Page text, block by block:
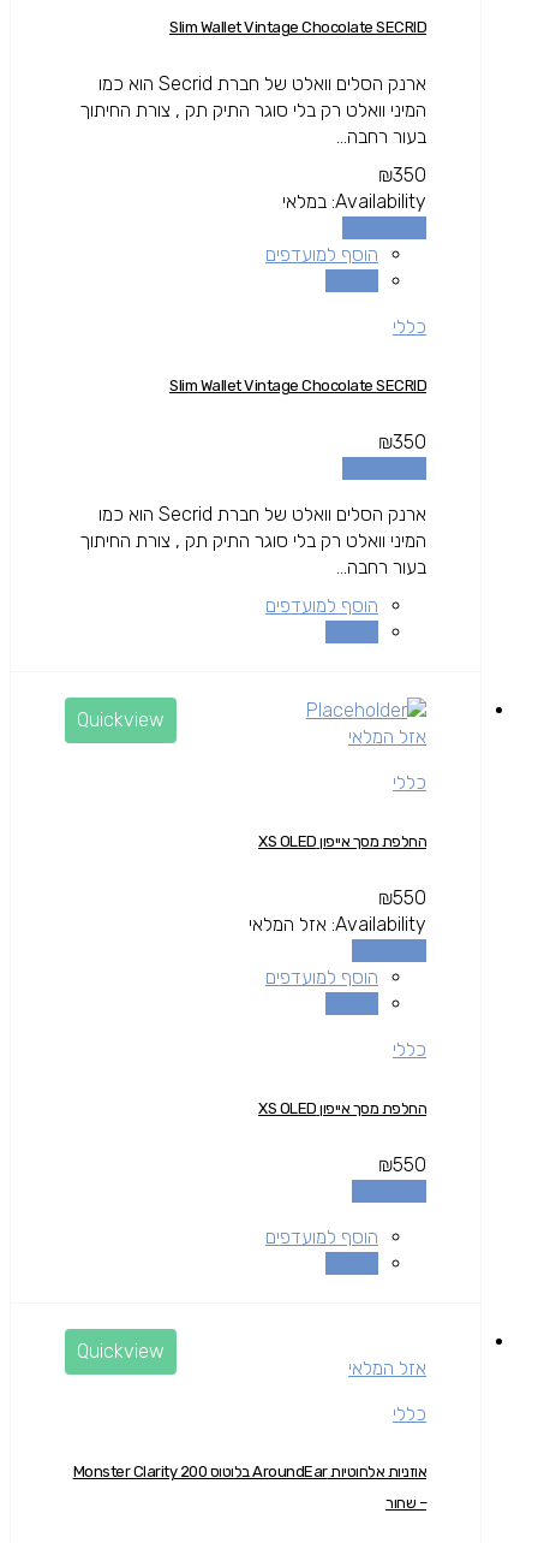
Slim Wallet Vintage Chocolate SECRID
ארנק הסלים וואלט של חברת Secrid הוא כמו
המיני וואלט רק בלי סוגר התיק תק , צורת החיתוך
בעור רחבה...
₪350
Availability: במלאי
הוסף למועדפים
כללי
Slim Wallet Vintage Chocolate SECRID
₪350
ארנק הסלים וואלט של חברת Secrid הוא כמו
המיני וואלט רק בלי סוגר התיק תק , צורת החיתוך
בעור רחבה...
הוסף למועדפים
Quickview
אזל המלאי
כללי
החלפת מסך אייפון XS OLED
₪550
Availability: אזל המלאי
הוסף למועדפים
כללי
החלפת מסך אייפון XS OLED
₪550
הוסף למועדפים
Quickview
אזל המלאי
כללי
אוזניות אלחוטיות AroundEar בלוטוס Monster Clarity 200
– שחור